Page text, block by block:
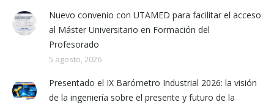
Nuevo convenio con UTAMED para facilitar el acceso
al Máster Universitario en Formación del
Profesorado
5 agosto, 2026
Presentado el IX Barómetro Industrial 2026: la visión
de la ingeniería sobre el presente y futuro de la